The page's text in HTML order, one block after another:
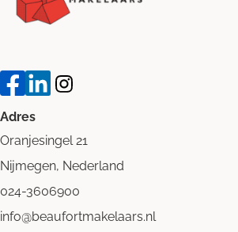
Adres
Oranjesingel 21
Nijmegen, Nederland
024-3606900
info@beaufortmakelaars.nl